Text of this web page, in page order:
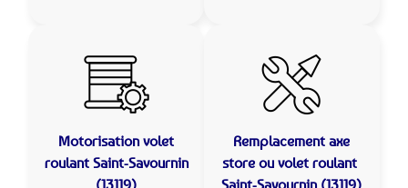
Motorisation volet
roulant Saint-Savournin
(13119)
Remplacement axe
store ou volet roulant
Saint-Savournin (13119)